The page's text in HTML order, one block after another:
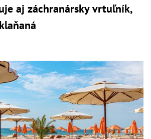
aj záchranársky vrtuľník,